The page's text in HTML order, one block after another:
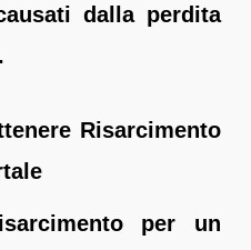
dalla perdita
Risarcimento
per un